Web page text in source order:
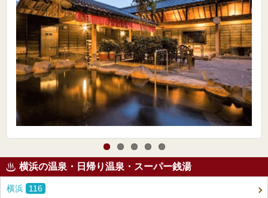
横浜の温泉・日帰り温泉・スーパー銭湯
横浜 116